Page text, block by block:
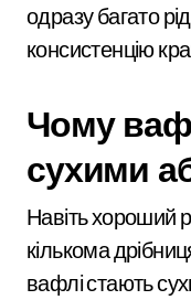
одразу багато
консистенцію
Чому
сухими
Навіть хороший
кількома
вафлі стають